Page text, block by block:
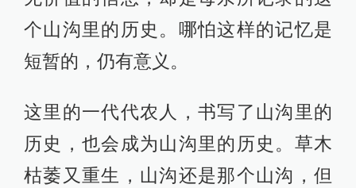
个山沟里的历史。哪怕这样的记忆是
短暂的，仍有意义。
这里的一代代农人，书写了山沟里的
历史，也会成为山沟里的历史。草木
枯萎又重生，山沟还是那个山沟，但